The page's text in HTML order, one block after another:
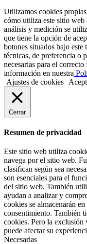
Utilizamos cookies
cómo utiliza este sitio web
análisis y medición se
que tiene la opción de
botones situados bajo
técnicas, de preferencia o
necesarias para el
información en nuestra
Ajustes de cookies
Cerrar
Resumen de privacidad
Este sitio web utiliza
navega por el sitio web.
clasifican según sea
son esenciales para el
del sitio web. También
ayudan a analizar y
cookies se almacenarán
consentimiento. También
cookies. Pero la exclusión
puede afectar su
Necesarias